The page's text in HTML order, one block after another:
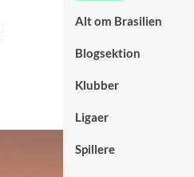
Alt om Brasilien
Blogsektion
Klubber
Ligaer
Spillere